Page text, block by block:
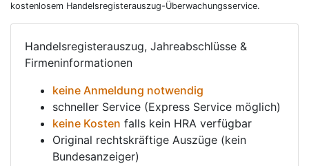
kostenlosem Handelsregisterauszug-Überwachungsservice.
Handelsregisterauszug, Jahreabschlüsse &
Firmeninformationen
keine Anmeldung notwendig
schneller Service (Express Service möglich)
keine Kosten falls kein HRA verfügbar
Original rechtskräftige Auszüge (kein
Bundesanzeiger)